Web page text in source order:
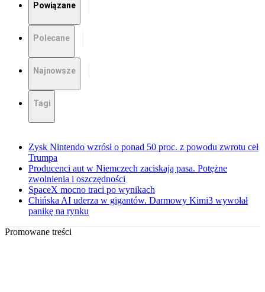
Powiązane
Polecane
Najnowsze
Tagi
Zysk Nintendo wzrósł o ponad 50 proc. z powodu zwrotu ceł
Trumpa
Producenci aut w Niemczech zaciskają pasa. Potężne
zwolnienia i oszczędności
SpaceX mocno traci po wynikach
Chińska AI uderza w gigantów. Darmowy Kimi3 wywołał
panikę na rynku
Promowane treści